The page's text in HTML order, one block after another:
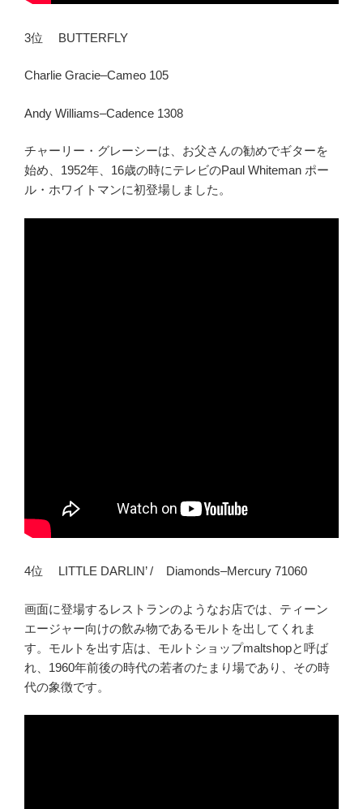
3位 BUTTERFLY
Charlie Gracie–Cameo 105
Andy Williams–Cadence 1308
チャーリー・グレーシーは、お父さんの勧めでギターを
始め、1952年、16歳の時にテレビのPaul Whiteman ポー
ル・ホワイトマンに初登場しました。
4位 LITTLE DARLIN’ / Diamonds–Mercury 71060
画面に登場するレストランのようなお店では、ティーン
エージャー向けの飲み物であるモルトを出してくれま
す。モルトを出す店は、モルトショップmaltshopと呼ば
れ、1960年前後の時代の若者のたまり場であり、その時
代の象徴です。